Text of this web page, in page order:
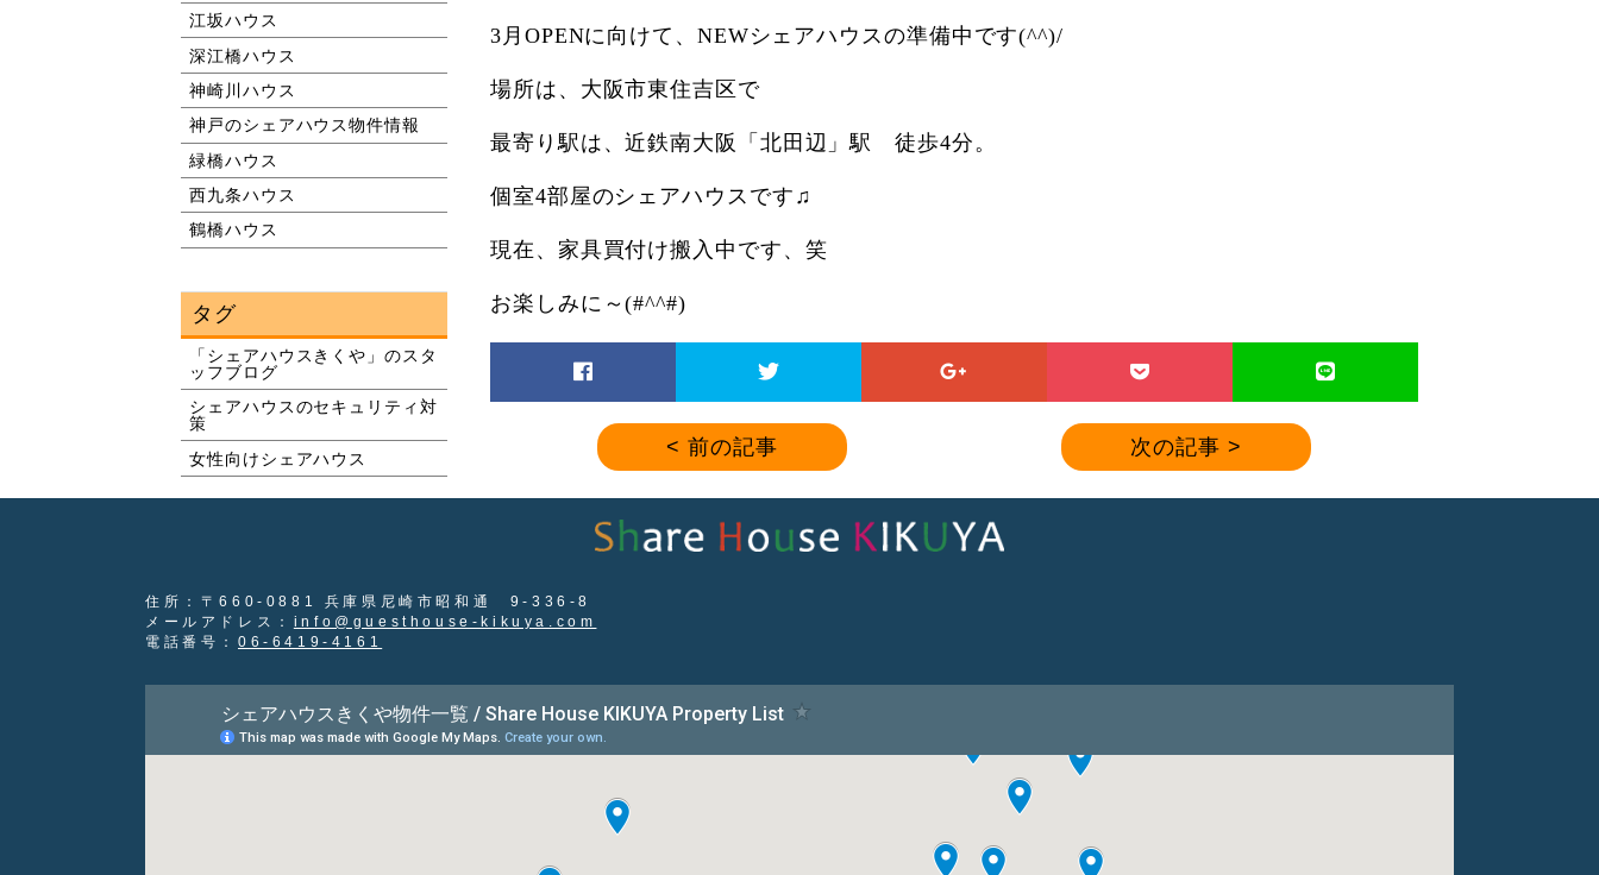
江坂ハウス
深江橋ハウス
神崎川ハウス
神戸のシェアハウス物件情報
緑橋ハウス
西九条ハウス
鶴橋ハウス
タグ
「シェアハウスきくや」のスタ
ッフブログ
シェアハウスのセキュリティ対
策
女性向けシェアハウス
3月OPENに向けて、NEWシェアハウスの準備中です(^^)/
場所は、大阪市東住吉区で
最寄り駅は、近鉄南大阪「北田辺」駅 徒歩4分。
個室4部屋のシェアハウスです♫
現在、家具買付け搬入中です、笑
お楽しみに～(#^^#)
< 前の記事 次の記事 >
住所：〒660-0881 兵庫県尼崎市昭和通 9-336-8
メールアドレス： info@guesthouse-kikuya.com
電話番号： 06-6419-4161